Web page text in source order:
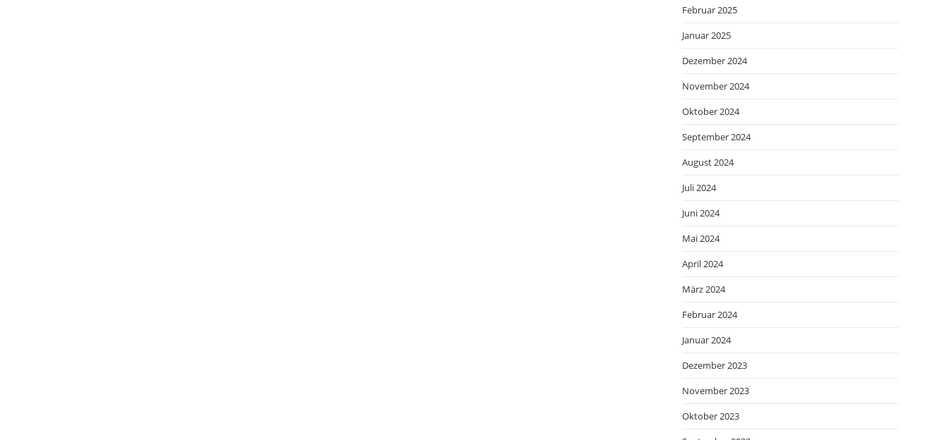
Februar 2025
Januar 2025
Dezember 2024
November 2024
Oktober 2024
September 2024
August 2024
Juli 2024
Juni 2024
Mai 2024
April 2024
März 2024
Februar 2024
Januar 2024
Dezember 2023
November 2023
Oktober 2023